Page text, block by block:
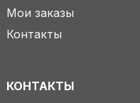
Мои заказы
Контакты
КОНТАКТЫ